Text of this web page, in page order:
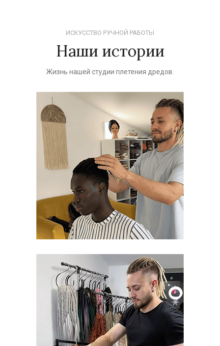
ИСКУССТВО РУЧНОЙ РАБОТЫ
Наши истории
Жизнь нашей студии плетения дредов.